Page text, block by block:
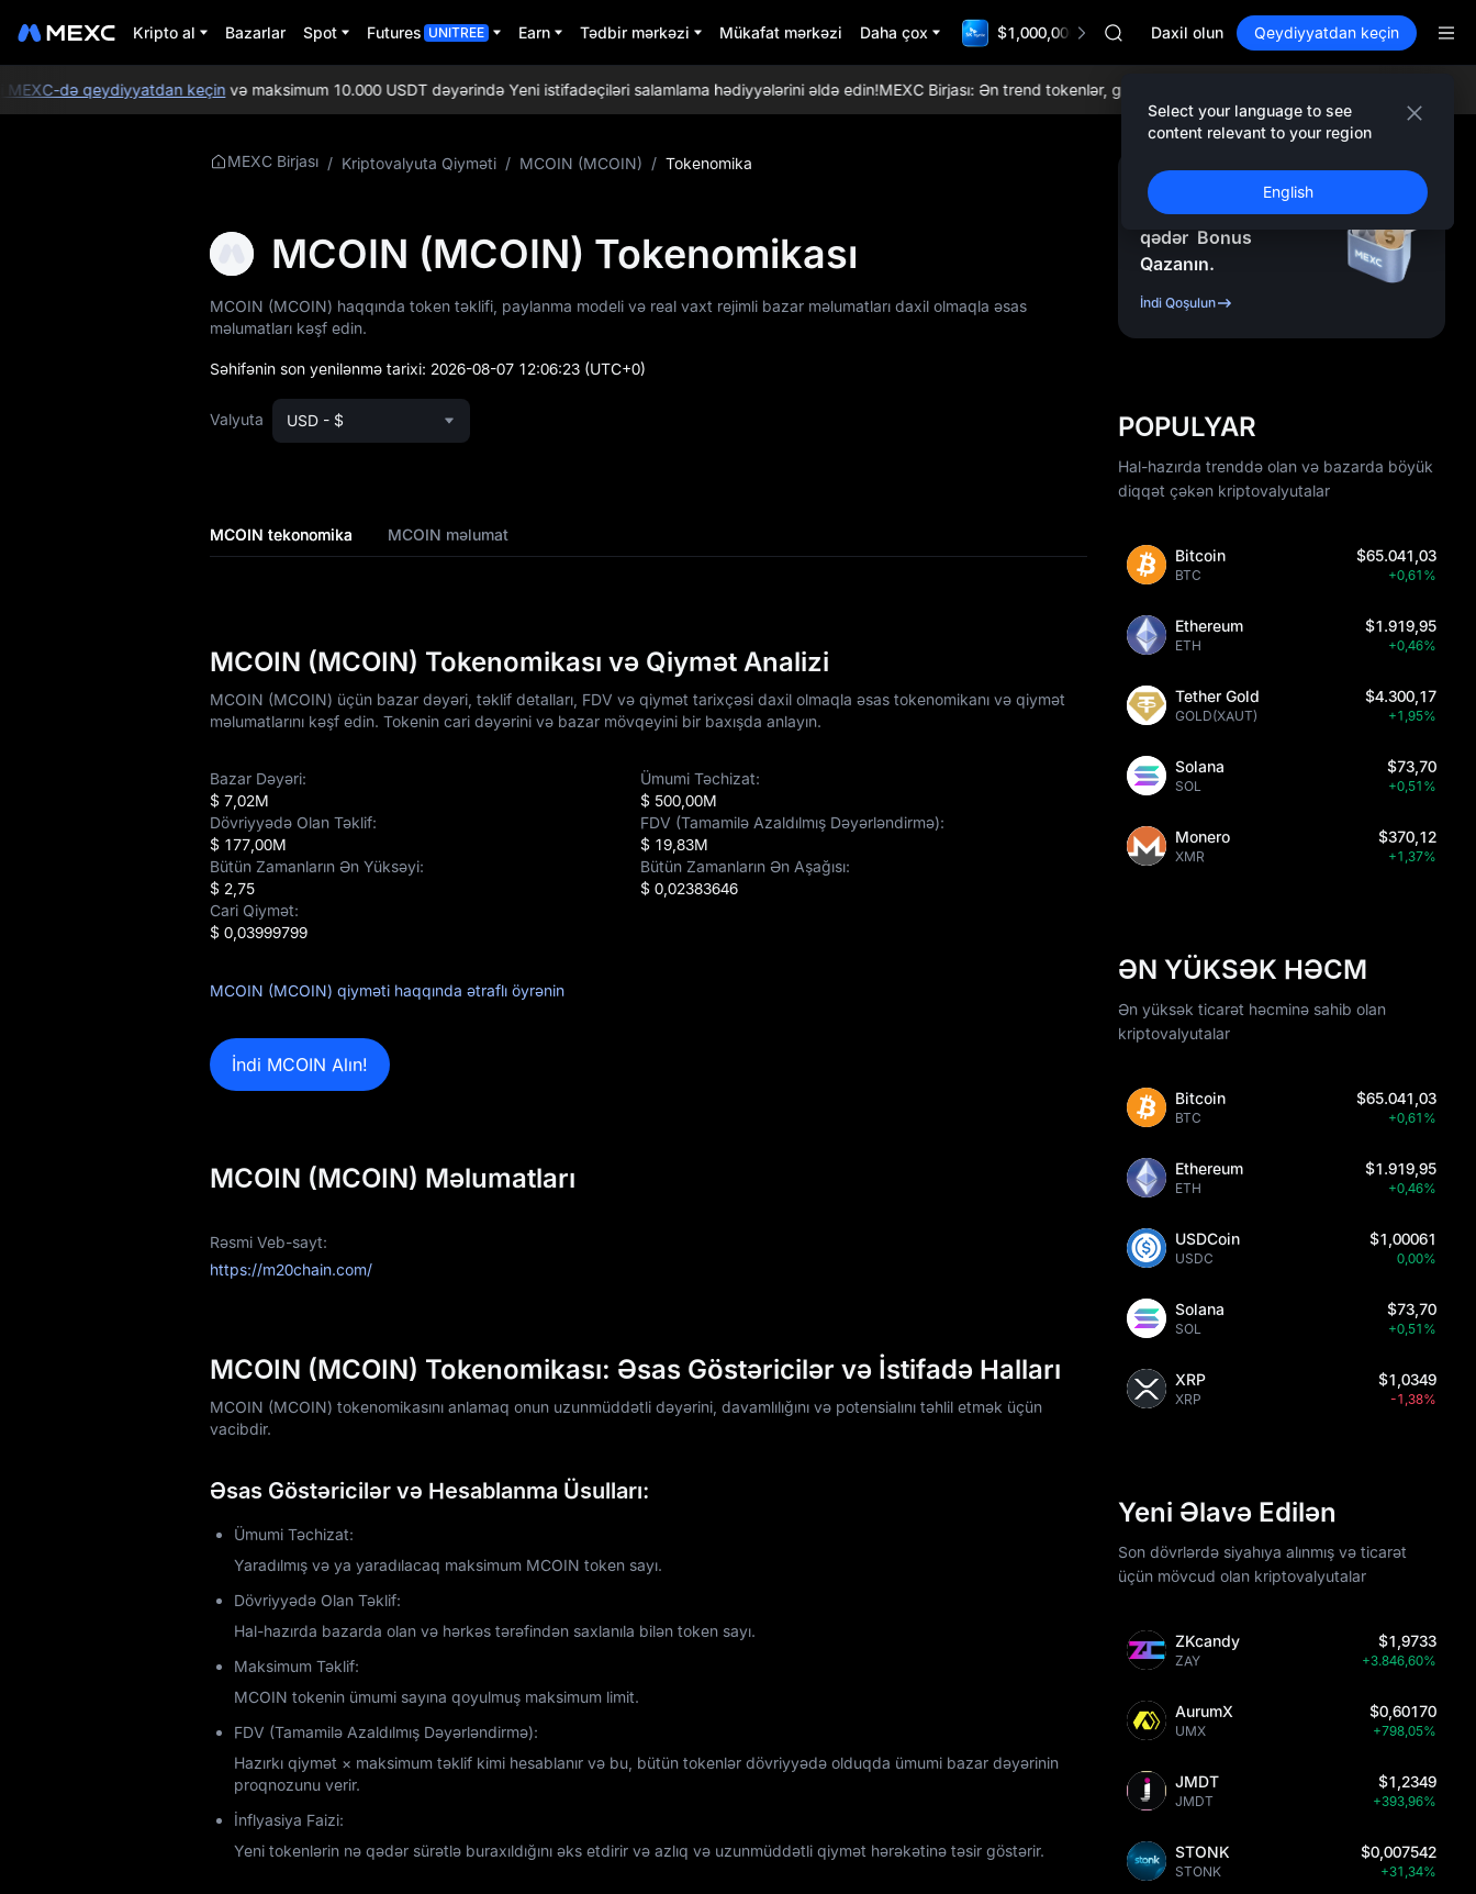
Kripto al Bazarlar Spot Futures UNITREE Earn Tədbir mərkəzi Mükafat mərkəzi Daha çox $1,000,000 TradFi Gala
ACE
UNITREE
Unitree Future Now Live
SPCX rises despite lock-up expiry
SKYAI
HFT
SPCX
UNITREE
Unitree Future Now Live
Daxil olun Qeydiyyatdan keçin
Select your language to see
content relevant to your region
English
də qeydiyyatdan keçinvə maksimum 10.000 USDT dəyərində Yeni istifadəçiləri salamlama hədiyyələrini əldə edin!MEXC Birjası: Ən trend tokenlər, gündəlik airdroplar, dünyada ən aşağı ticarət
MEXC Birjası / Kriptovalyuta Qiyməti / MCOIN (MCOIN) / Tokenomika
MCOIN (MCOIN) Tokenomikası
MCOIN (MCOIN) haqqında token təklifi, paylanma modeli və real vaxt rejimli bazar məlumatları daxil olmaqla əsas
məlumatları kəşf edin.
Səhifənin son yenilənmə tarixi: 2026-08-07 12:06:23 (UTC+0)
Valyuta USD - $
MCOIN tekonomika MCOIN məlumat
MCOIN (MCOIN) Tokenomikası və Qiymət Analizi
MCOIN (MCOIN) üçün bazar dəyəri, təklif detalları, FDV və qiymət tarixçəsi daxil olmaqla əsas tokenomikanı və qiymət
məlumatlarını kəşf edin. Tokenin cari dəyərini və bazar mövqeyini bir baxışda anlayın.
Bazar Dəyəri:
$ 7,02M
Ümumi Təchizat:
$ 500,00M
Dövriyyədə Olan Təklif:
$ 177,00M
FDV (Tamamilə Azaldılmış Dəyərləndirmə):
$ 19,83M
Bütün Zamanların Ən Yüksəyi:
$ 2,75
Bütün Zamanların Ən Aşağısı:
$ 0,02383646
Cari Qiymət:
$ 0,03999799
MCOIN (MCOIN) qiyməti haqqında ətraflı öyrənin
İndi MCOIN Alın!
MCOIN (MCOIN) Məlumatları
Rəsmi Veb-sayt:
https://m20chain.com/
MCOIN (MCOIN) Tokenomikası: Əsas Göstəricilər və İstifadə Halları
MCOIN (MCOIN) tokenomikasını anlamaq onun uzunmüddətli dəyərini, davamlılığını və potensialını təhlil etmək üçün
vacibdir.
Əsas Göstəricilər və Hesablanma Üsulları:
Ümumi Təchizat:
Yaradılmış və ya yaradılacaq maksimum MCOIN token sayı.
Dövriyyədə Olan Təklif:
Hal-hazırda bazarda olan və hərkəs tərəfindən saxlanıla bilən token sayı.
Maksimum Təklif:
MCOIN tokenin ümumi sayına qoyulmuş maksimum limit.
FDV (Tamamilə Azaldılmış Dəyərləndirmə):
Hazırkı qiymət × maksimum təklif kimi hesablanır və bu, bütün tokenlər dövriyyədə olduqda ümumi bazar dəyərinin
proqnozunu verir.
İnflyasiya Faizi:
Yeni tokenlərin nə qədər sürətlə buraxıldığını əks etdirir və azlıq və uzunmüddətli qiymət hərəkətinə təsir göstərir.
Qeydiyyatdan Keçin
və 10.000USDT -ə
qədər Bonus
Qazanın.
İndi Qoşulun
POPULYAR
Hal-hazırda trenddə olan və bazarda böyük
diqqət çəkən kriptovalyutalar
Bitcoin
BTC
$65.041,03
+0,61%
Ethereum
ETH
$1.919,95
+0,46%
Tether Gold
GOLD(XAUT)
$4.300,17
+1,95%
Solana
SOL
$73,70
+0,51%
Monero
XMR
$370,12
+1,37%
ƏN YÜKSƏK HƏCM
Ən yüksək ticarət həcminə sahib olan
kriptovalyutalar
Bitcoin
BTC
$65.041,03
+0,61%
Ethereum
ETH
$1.919,95
+0,46%
USDCoin
USDC
$1,00061
0,00%
Solana
SOL
$73,70
+0,51%
XRP
XRP
$1,0349
-1,38%
Yeni Əlavə Edilən
Son dövrlərdə siyahıya alınmış və ticarət
üçün mövcud olan kriptovalyutalar
ZKcandy
ZAY
$1,9733
+3.846,60%
AurumX
UMX
$0,60170
+798,05%
JMDT
JMDT
$1,2349
+393,96%
STONK
STONK
$0,007542
+31,34%